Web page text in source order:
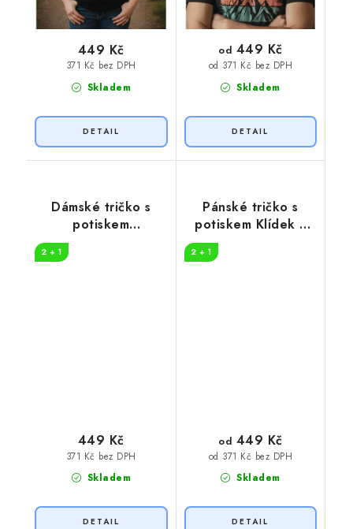
Skladem
371 Kč bez DPH
449 Kč
Skladem
od 371 Kč bez DPH
od 449 Kč
Dámské tričko s
potiskem
Dobrodružství
2 + 1
Skladem
371 Kč bez DPH
449 Kč
Pánské tričko s
potiskem Klídek v
2 + 1
Skladem
od 371 Kč bez DPH
od 449 Kč